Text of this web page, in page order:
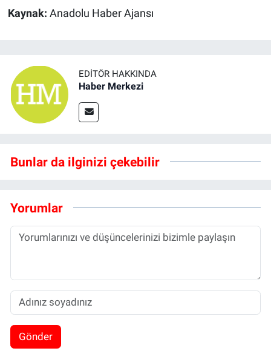
Kaynak: Anadolu Haber Ajansı
EDITÖR HAKKINDA
Haber Merkezi
Bunlar da ilginizi çekebilir
Yorumlar
Gönder